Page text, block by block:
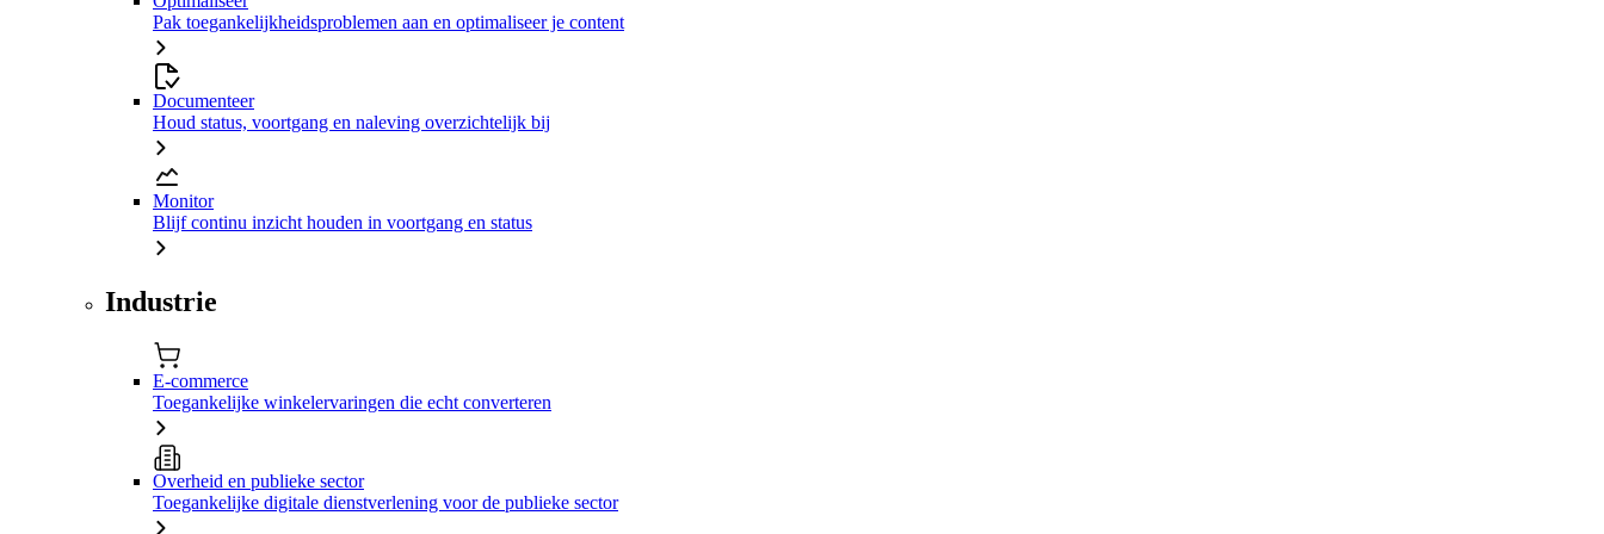
Pak toegankelijkheidsproblemen aan en optimaliseer je content
Documenteer
Houd status, voortgang en naleving overzichtelijk bij
Monitor
Blijf continu inzicht houden in voortgang en status
Industrie
E-commerce
Toegankelijke winkelervaringen die echt converteren
Overheid en publieke sector
Toegankelijke digitale dienstverlening voor de publieke sector